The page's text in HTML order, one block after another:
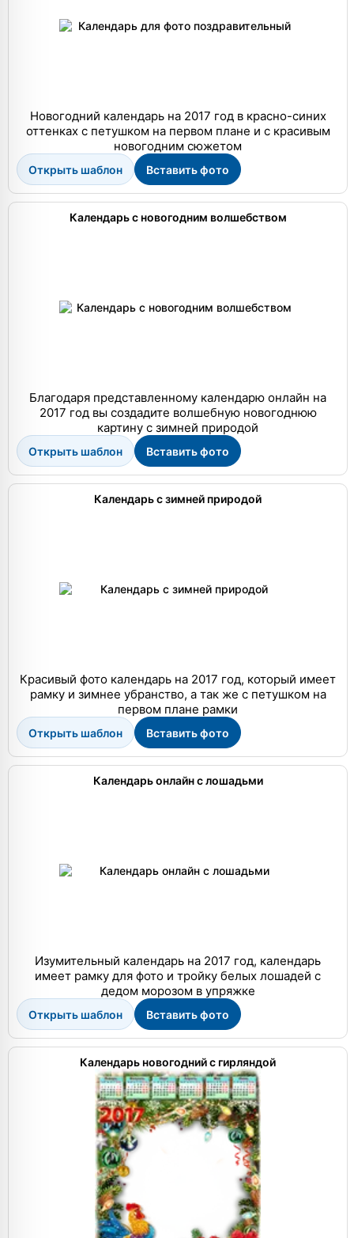
Новогодний календарь на 2017 год в красно-синих
оттенках с петушком на первом плане и с красивым
новогодним сюжетом
Открыть шаблон Вставить фото
Календарь с новогодним волшебством
Благодаря представленному календарю онлайн на
2017 год вы создадите волшебную новогоднюю
картину с зимней природой
Открыть шаблон Вставить фото
Календарь с зимней природой
Красивый фото календарь на 2017 год, который имеет
рамку и зимнее убранство, а так же с петушком на
первом плане рамки
Открыть шаблон Вставить фото
Календарь онлайн с лошадьми
Изумительный календарь на 2017 год, календарь
имеет рамку для фото и тройку белых лошадей с
дедом морозом в упряжке
Открыть шаблон Вставить фото
Календарь новогодний с гирляндой